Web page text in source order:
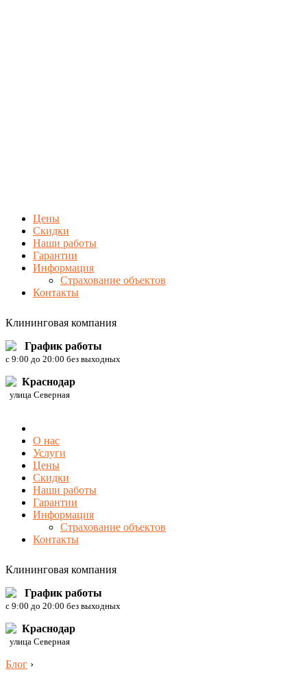
Цены
Скидки
Наши работы
Гарантии
Информация
Страхование объектов
Контакты
Клининговая компания
График работы
c 9:00 до 20:00 без выходных
Краснодар
улица Северная
О нас
Услуги
Цены
Скидки
Наши работы
Гарантии
Информация
Страхование объектов
Контакты
Клининговая компания
График работы
c 9:00 до 20:00 без выходных
Краснодар
улица Северная
Блог ›